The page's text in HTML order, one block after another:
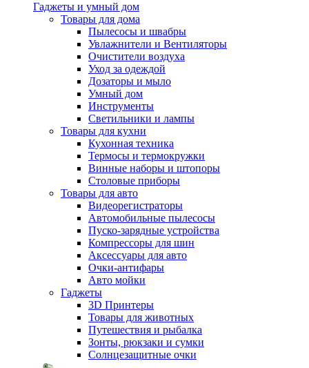
Гаджеты и умный дом
Товары для дома
Пылесосы и швабры
Увлажнители и Вентиляторы
Очистители воздуха
Уход за одеждой
Дозаторы и мыло
Умный дом
Инструменты
Светильники и лампы
Товары для кухни
Кухонная техника
Термосы и термокружки
Винные наборы и штопоры
Столовые приборы
Товары для авто
Видеорегистраторы
Автомобильные пылесосы
Пуско-зарядные устройства
Компрессоры для шин
Аксессуары для авто
Очки-антифары
Авто мойки
Гаджеты
3D Принтеры
Товары для животных
Путешествия и рыбалка
Зонты, рюкзаки и сумки
Солнцезащитные очки